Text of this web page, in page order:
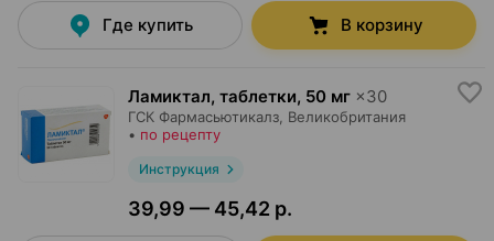
Где купить В корзину
Ламиктал, таблетки, 50 мг ×30
ГСК Фармасьютикалз , Великобритания
• по рецепту
Инструкция
39,99 — 45,42 р.